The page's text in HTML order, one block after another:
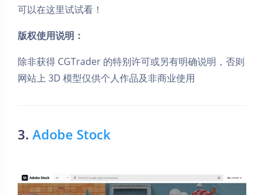
可以在这里试试看！
版权使用说明：
除非获得 CGTrader 的特别许可或另有明确说明，否则
网站上 3D 模型仅供个人作品及非商业使用
3. Adobe Stock